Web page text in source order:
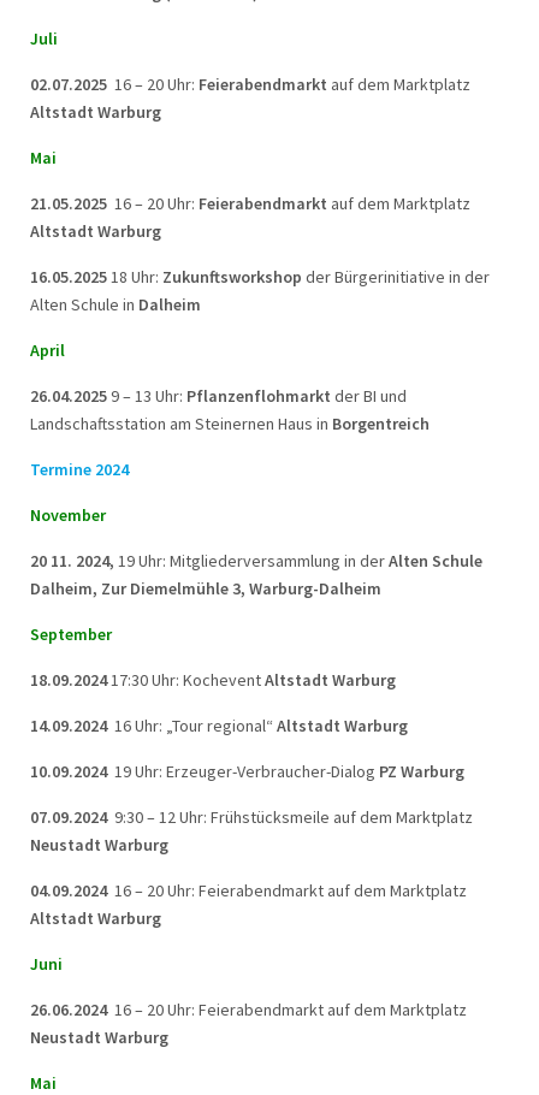
Juli
02.07.2025 16 – 20 Uhr: Feierabendmarkt auf dem Marktplatz
Altstadt Warburg
Mai
21.05.2025 16 – 20 Uhr: Feierabendmarkt auf dem Marktplatz
Altstadt Warburg
16.05.202518 Uhr: Zukunftsworkshop der Bürgerinitiative in der
Alten Schule in Dalheim
April
26.04.20259 – 13 Uhr: Pflanzenflohmarkt der BI und
Landschaftsstation am Steinernen Haus in Borgentreich
Termine 2024
November
20 11. 2024, 19 Uhr: Mitgliederversammlung in derAlten Schule
Dalheim, Zur Diemelmühle 3, Warburg-Dalheim
September
18.09.202417:30 Uhr: KocheventAltstadt Warburg
14.09.2024 16 Uhr: „Tour regional“ Altstadt Warburg
10.09.2024 19 Uhr: Erzeuger-Verbraucher-Dialog PZ Warburg
07.09.2024 9:30 – 12 Uhr: Frühstücksmeile auf dem Marktplatz
Neustadt Warburg
04.09.2024 16 – 20 Uhr: Feierabendmarkt auf dem Marktplatz
Altstadt Warburg
Juni
26.06.2024 16 – 20 Uhr: Feierabendmarkt auf dem Marktplatz
Neustadt Warburg
Mai